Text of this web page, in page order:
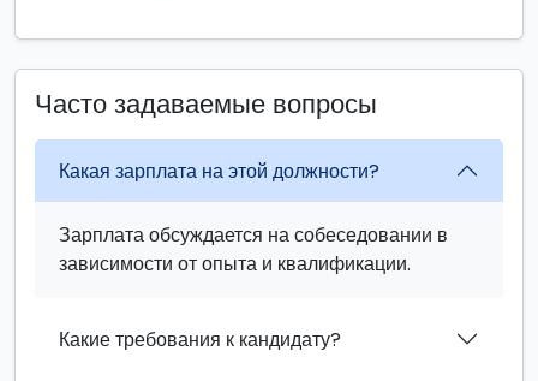
Часто задаваемые вопросы
Какая зарплата на этой должности?
Зарплата обсуждается на собеседовании в
зависимости от опыта и квалификации.
Какие требования к кандидату?